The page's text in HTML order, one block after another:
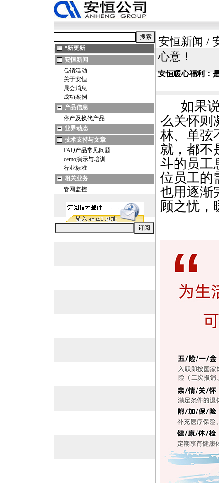
*新更新
安恒新闻
促销活动
关于安恒
展会消息
成功案例
产品信息
停产及换代产品
业界动态
技术支持与文章
FAQ产品常见问题
demo演示与培训
行业标准
相关业务
管网监控
安恒新闻 /
心意！
安恒暖心福利：
如果
么关怀则
林、单弦
就，都不
斗的员工
位员工的
也用逐渐
顾之忧，